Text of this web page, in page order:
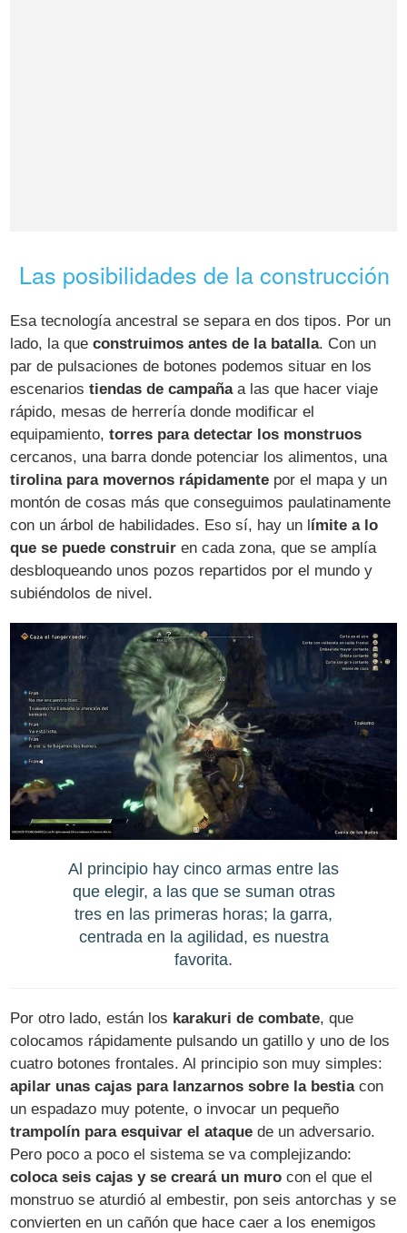
Las posibilidades de la construcción
Esa tecnología ancestral se separa en dos tipos. Por un
lado, la queconstruimos antes de la batalla. Con un
par de pulsaciones de botones podemos situar en los
escenariostiendas de campañaa las que hacer viaje
rápido, mesas de herrería donde modificar el
equipamiento,torres para detectar los monstruos
cercanos, una barra donde potenciar los alimentos, una
tirolina para movernos rápidamente por el mapa y un
montón de cosas más que conseguimos paulatinamente
con un árbol de habilidades. Eso sí, hay un límite a lo
que se puede construir en cada zona, que se amplía
desbloqueando unos pozos repartidos por el mundo y
subiéndolos de nivel.
Al principio hay cinco armas entre las
que elegir, a las que se suman otras
tres en las primeras horas; la garra,
centrada en la agilidad, es nuestra
favorita.
Por otro lado, están los karakuri de combate, que
colocamos rápidamente pulsando un gatillo y uno de los
cuatro botones frontales. Al principio son muy simples:
apilar unas cajas para lanzarnos sobre la bestiacon
un espadazo muy potente, o invocar un pequeño
trampolín para esquivar el ataque de un adversario.
Pero poco a poco el sistema se va complejizando:
coloca seis cajas y se creará un muro con el que el
monstruo se aturdió al embestir, pon seis antorchas y se
convierten en un cañón que hace caer a los enemigos